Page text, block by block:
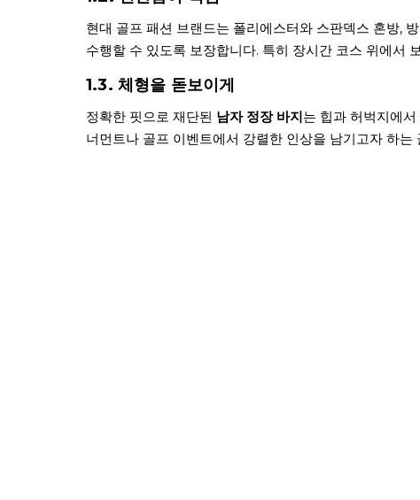
현대 골프 패션 브랜드는 폴리에스터와 스판덱스 혼방,
수행할 수 있도록 보장합니다. 특히 장시간 코스 위에서
1.3. 체형을 돋보이게
정확한 핏으로 재단된 남자 정장 바지는 힙과 허벅지에
너먼트나 골프 이벤트에서 강렬한 인상을 남기고자 하는